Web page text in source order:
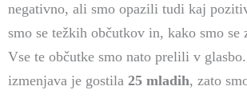
negativno, ali smo opazili tudi kaj
smo se težkih občutkov in, kako smo
Vse te občutke smo nato prelili v
izmenjava je gostila 25 mladih, zato